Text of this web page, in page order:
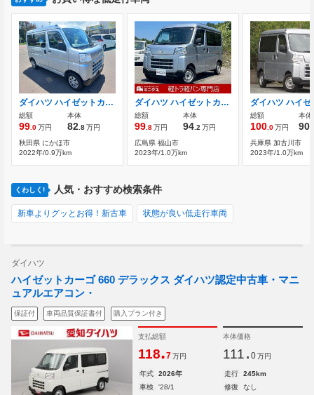
ダイハツ ハイゼットカーゴ 660 デラックス 4WD
総額
99.0万円
本体
82.8万円
秋田県 にかほ市
2022年/0.9万km
ダイハツ ハイゼットカーゴ 660 デラックス 2WD・5MT・アイドリングストップ
総額
99.8万円
本体
94.2万円
広島県 福山市
2023年/1.0万km
総額
100.0万円
本体
90
兵庫県 加古川市
2023年/1.0万km
くわしく! 人気・おすすめ検索条件
新車よりグッとお得！新古車 状態が良い低走行車両
ダイハツ
ハイゼットカーゴ 660 デラックス ダイハツ認定中古車・マニ
ュアルエアコン・
保証付 車両品質保証書付 購入プラン付き
支払総額
118.7 万円
本体価格
111. 0 万円
年式 2026年 走行
245km
車検
'28/1 修復
なし